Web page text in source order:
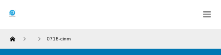
Home 0718-cinm